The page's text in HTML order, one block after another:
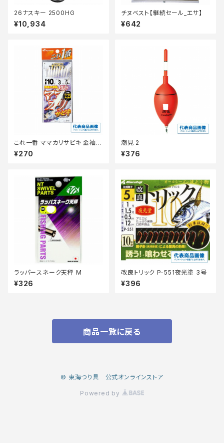
26ナスキー 2500HG
¥10,934
チヌベスト【継続セール_エサ】
¥642
これ一番 ママカリサビキ 金袖 8
本針 HS731ー5ー1.5
¥270
潮見 2
¥376
ラッパースネーク天秤 M
¥326
改良トリック P-551夜光塗 3号
¥396
商品一覧に戻る
© 東海つり具 公式オンラインストア
Powered by